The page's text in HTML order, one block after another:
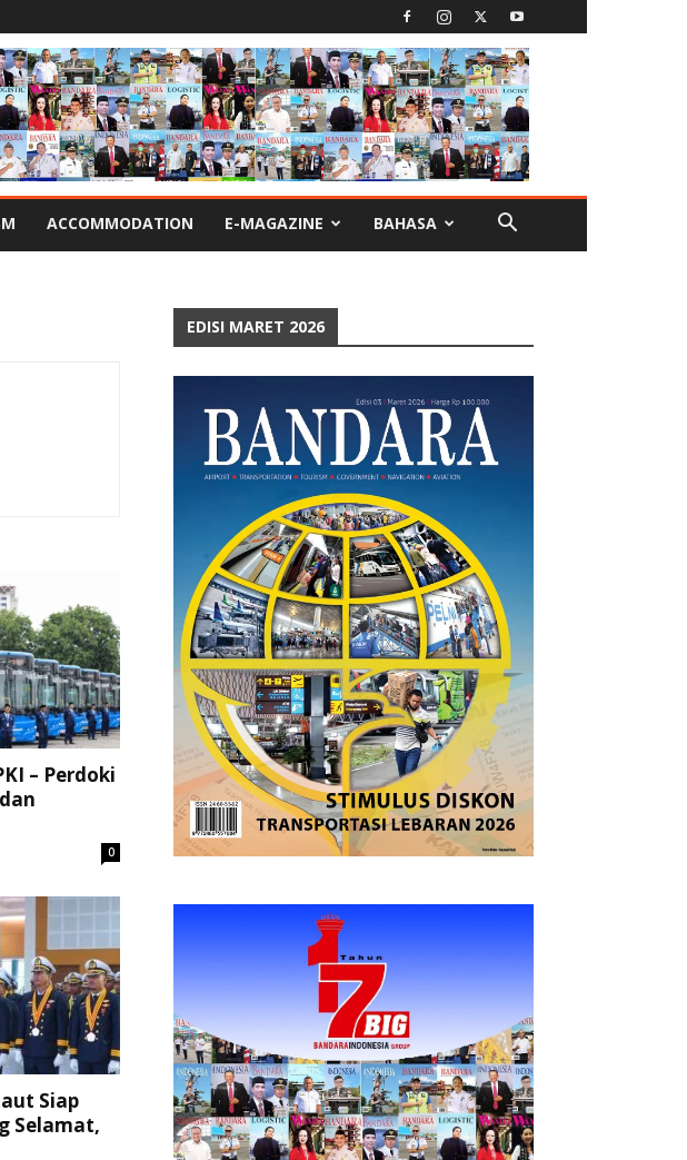
ACCOMMODATION E-MAGAZINE BAHASA
– Perdoki
0
Siap
Selamat,
EDISI MARET 2026